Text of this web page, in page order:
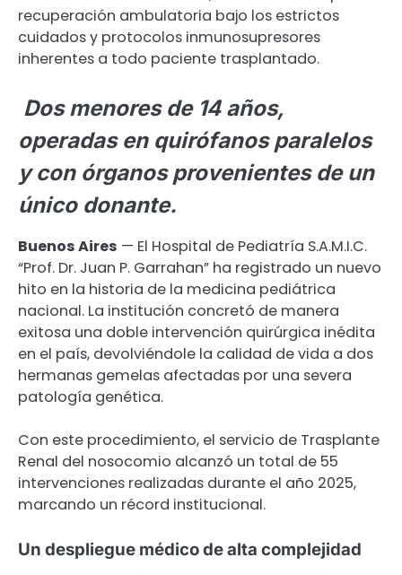
recuperación ambulatoria bajo los estrictos
cuidados y protocolos inmunosupresores
inherentes a todo paciente trasplantado.
Dos menores de 14 años,
operadas en quirófanos paralelos
y con órganos provenientes de un
único donante.
Buenos Aires — El Hospital de Pediatría S.A.M.I.C.
“Prof. Dr. Juan P. Garrahan” ha registrado un nuevo
hito en la historia de la medicina pediátrica
nacional. La institución concretó de manera
exitosa una doble intervención quirúrgica inédita
en el país, devolviéndole la calidad de vida a dos
hermanas gemelas afectadas por una severa
patología genética.
Con este procedimiento, el servicio de Trasplante
Renal del nosocomio alcanzó un total de 55
intervenciones realizadas durante el año 2025,
marcando un récord institucional.
Un despliegue médico de alta complejidad